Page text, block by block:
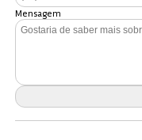
Mensagem